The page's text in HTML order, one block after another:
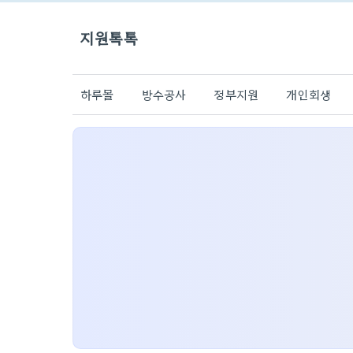
지원톡톡
하루몰 방수공사 정부지원 개인회생